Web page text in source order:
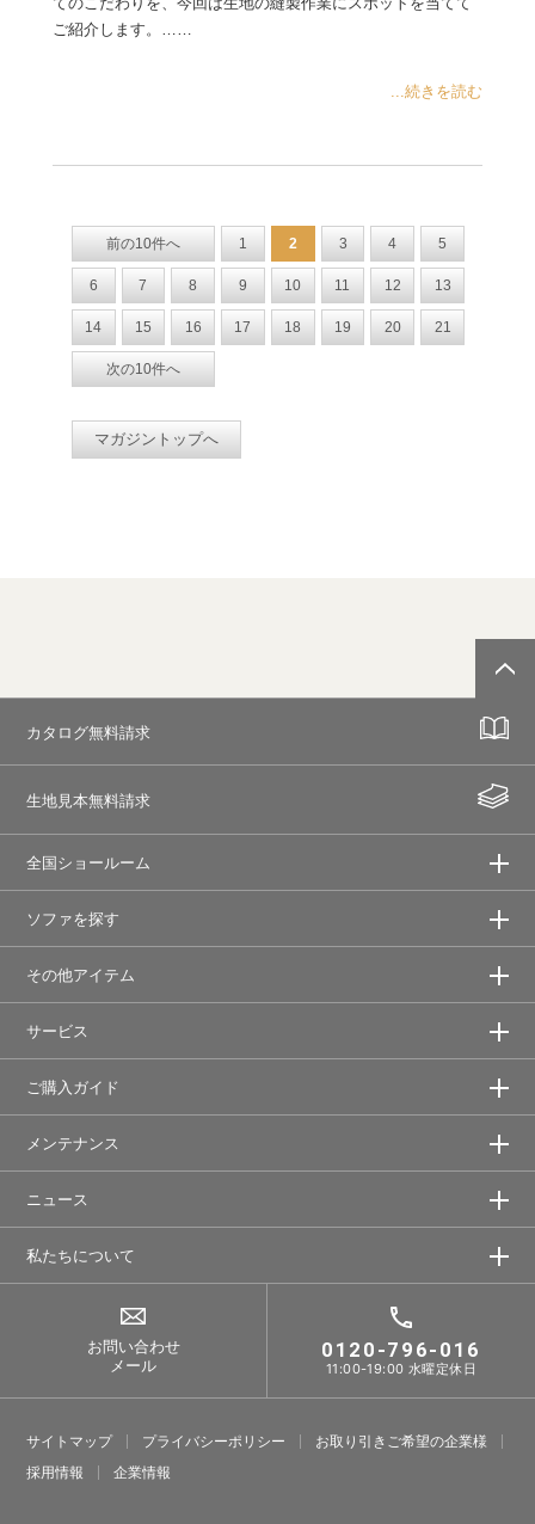
てのこだわりを、今回は生地の縫製作業にスポットを当てて
ご紹介します。……
...続きを読む
前の10件へ 1 2 3 4 5
6 7 8 9 10 11 12 13
14 15 16 17 18 19 20 21
次の10件へ
マガジントップへ
カタログ無料請求
生地見本無料請求
全国ショールーム
ソファを探す
その他アイテム
サービス
ご購入ガイド
メンテナンス
ニュース
私たちについて
お問い合わせ
メール
0120-796-016
11:00-19:00 水曜定休日
サイトマップ プライバシーポリシー
お取り引きご希望の企業様
採⽤情報
企業情報